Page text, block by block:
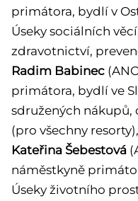
primátora, bydlí v
Úseky sociálních
zdravotnictví,
Radim Babinec
primátora, bydlí ve
sdružených nákupů,
(pro všechny
Kateřina Šebestová
náměstkyně
Úseky životního